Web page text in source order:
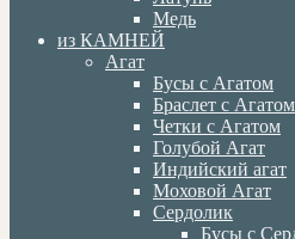
Медь
из КАМНЕЙ
Агат
Бусы с Агатом
Браслет с Агатом
Четки с Агатом
Голубой Агат
Индийский агат
Моховой Агат
Сердолик
Бусы с